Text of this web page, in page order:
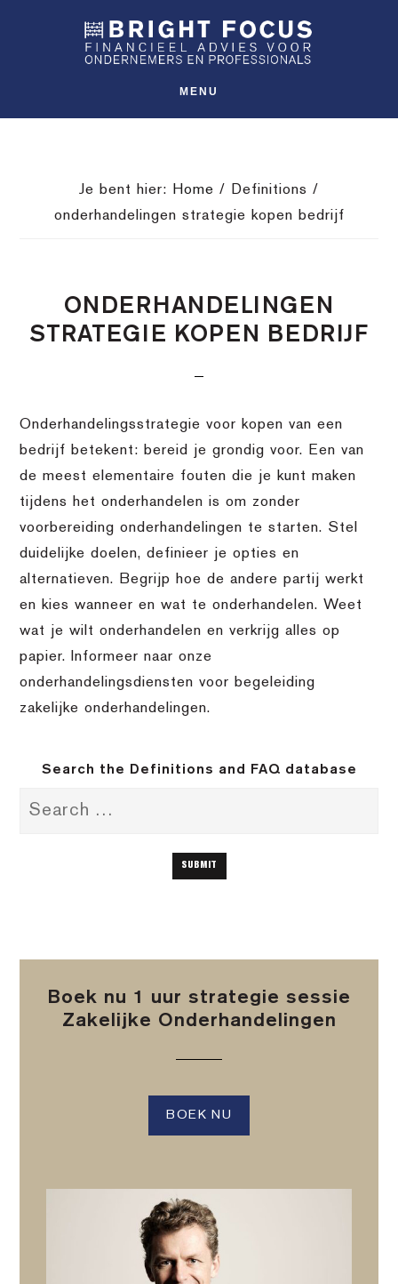
inhoud
MENU
Je bent hier: Home / Definitions /
onderhandelingen strategie kopen bedrijf
ONDERHANDELINGEN
STRATEGIE KOPEN BEDRIJF
Onderhandelingsstrategie voor kopen van een
bedrijf betekent: bereid je grondig voor. Een van
de meest elementaire fouten die je kunt maken
tijdens het onderhandelen is om zonder
voorbereiding onderhandelingen te starten. Stel
duidelijke doelen, definieer je opties en
alternatieven. Begrijp hoe de andere partij werkt
en kies wanneer en wat te onderhandelen. Weet
wat je wilt onderhandelen en verkrijg alles op
papier. Informeer naar onze
onderhandelingsdiensten voor begeleiding
zakelijke onderhandelingen.
Search the Definitions and FAQ database
Boek nu 1 uur strategie sessie
Zakelijke Onderhandelingen
BOEK NU